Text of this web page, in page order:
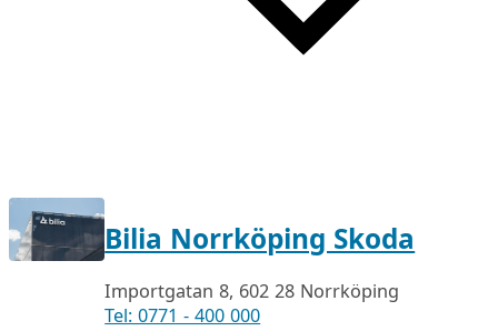
Bilia Norrköping Skoda
Importgatan 8, 602 28 Norrköping
Tel: 0771 - 400 000